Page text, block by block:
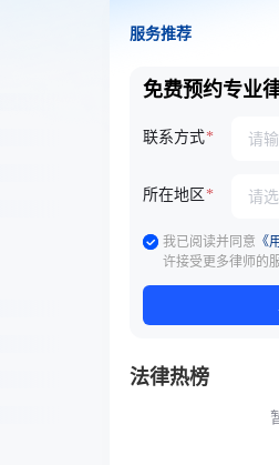
服务推荐
免费预约专业
联系方式
所在地区
我已阅读并同意 《
许接受更多律师的
法律热榜